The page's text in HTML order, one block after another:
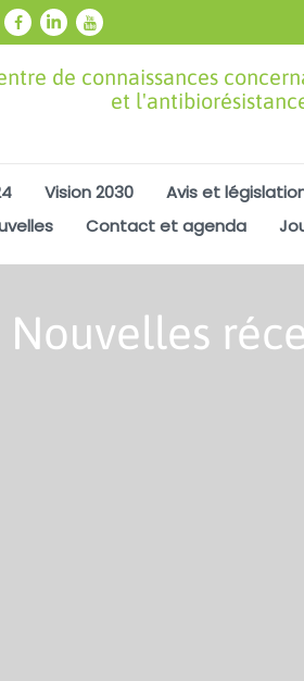
de connaissances
et
Vision 2030 Avis et
Contact et agenda
Nouvelles